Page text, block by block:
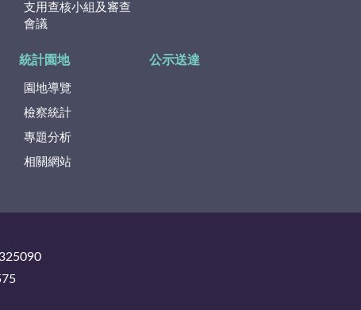
支用查核小組及審查
會議
統計園地
園地導覽
檢察統計
專題分析
相關網站
公示送達